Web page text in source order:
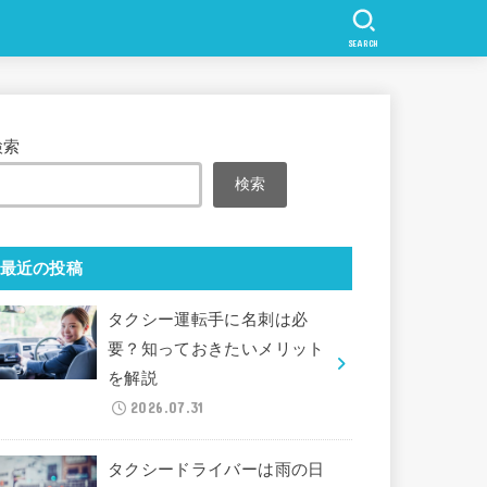
SEARCH
索
検索
最近の投稿
タクシー運転手に名刺は必
要？知っておきたいメリット
を解説
2026.07.31
タクシードライバーは雨の日